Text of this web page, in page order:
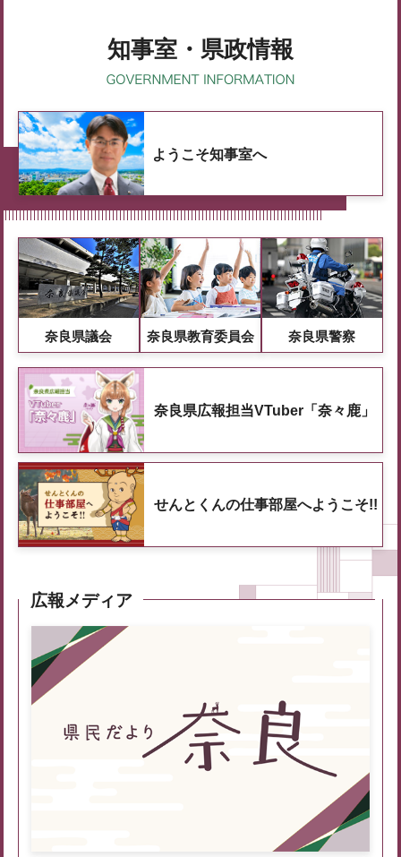
知事室・県政情報
ようこそ知事室へ
奈良県議会 奈良県教育委員会 奈良県警察
奈良県広報担当VTuber「奈々鹿」
せんとくんの仕事部屋へようこそ!!
広報メディア